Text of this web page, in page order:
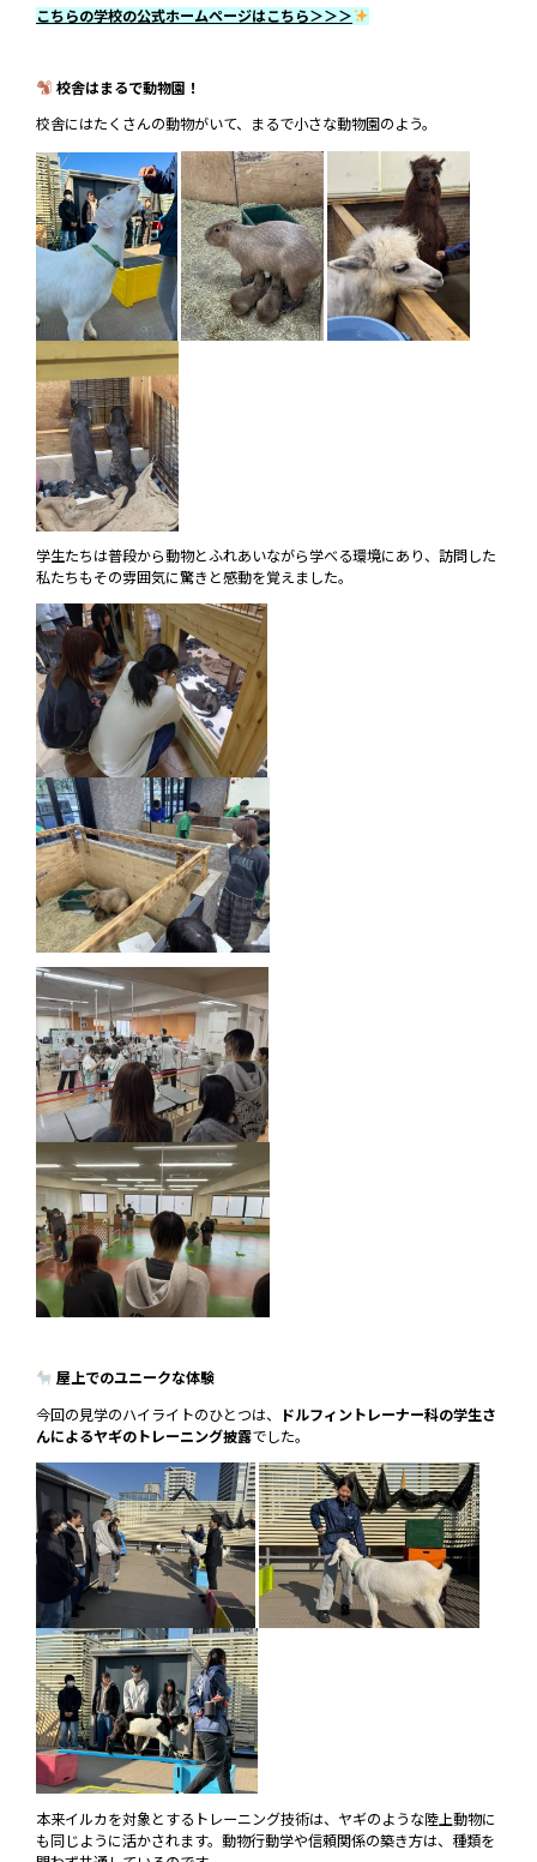
こちらの学校の公式ホームページはこちら＞＞＞
校舎はまるで動物園！
校舎にはたくさんの動物がいて、まるで小さな動物園のよう。
学生たちは普段から動物とふれあいながら学べる環境にあり、訪問した
私たちもその雰囲気に驚きと感動を覚えました。
屋上でのユニークな体験
今回の見学のハイライトのひとつは、
ドルフィントレーナー科の学生さ
んによるヤギのトレーニング披露でした。
本来イルカを対象とするトレーニング技術は、ヤギのような陸上動物に
も同じように活かされます。動物行動学や信頼関係の築き方は、種類を